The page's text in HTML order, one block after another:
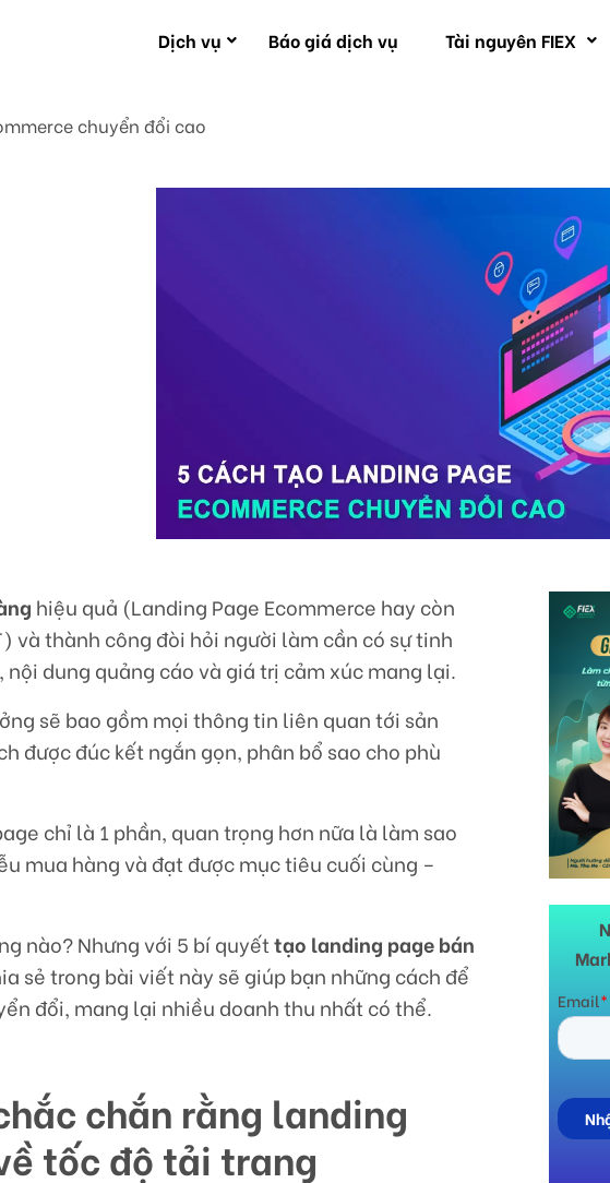
Dịch vụ Báo giá dịch vụ Tài nguyên FIEX
chuyển đổi cao
hiệu quả (Landing Page Ecommerce hay còn
và thành công đòi hỏi người làm cần có sự tinh
dung quảng cáo và giá trị cảm xúc mang lại.
sẽ bao gồm mọi thông tin liên quan tới sản
được đúc kết ngắn gọn, phân bổ sao cho phù
chỉ là 1 phần, quan trọng hơn nữa là làm sao
mua hàng và đạt được mục tiêu cuối cùng –
nào? Nhưng với 5 bí quyếttạo landing page bán
sẻ trong bài viết này sẽ giúp bạn những cách để
đổi, mang lại nhiều doanh thu nhất có thể.
chắn rằng landing
tốc độ tải trang